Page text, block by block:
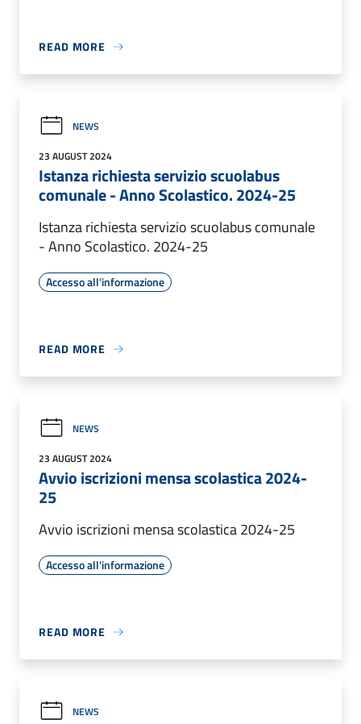
READ MORE
NEWS
23 AUGUST 2024
Istanza richiesta servizio scuolabus
comunale - Anno Scolastico. 2024-25
Istanza richiesta servizio scuolabus comunale
- Anno Scolastico. 2024-25
Accesso all'informazione
READ MORE
NEWS
23 AUGUST 2024
Avvio iscrizioni mensa scolastica 2024-
25
Avvio iscrizioni mensa scolastica 2024-25
Accesso all'informazione
READ MORE
NEWS